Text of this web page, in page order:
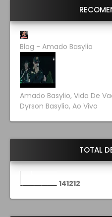
Blog - Amado Basylio
Amado Basylio, Vida De
Dyrson Basylio, Ao Vivo
TOTAL
141212